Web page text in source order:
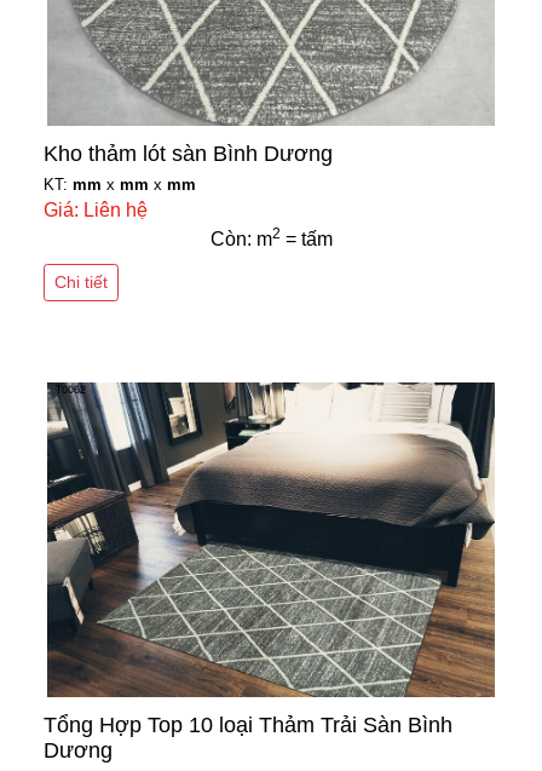
Kho thảm lót sàn Bình Dương
KT: mm x mm x mm
Giá: Liên hệ
Còn: m2 = tấm
Chi tiết
Tổng Hợp Top 10 loại Thảm Trải Sàn Bình
Dương